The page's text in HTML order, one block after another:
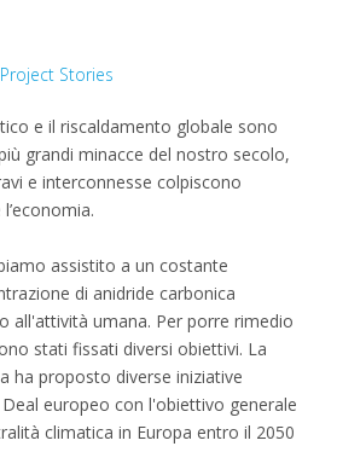
Project Stories
e il riscaldamento globale sono
grandi minacce del nostro secolo,
e interconnesse colpiscono
assistito a un costante
di anidride carbonica
all'attività umana. Per porre rimedio
stati fissati diversi obiettivi. La
ha proposto diverse iniziative
europeo con l'obiettivo generale
climatica in Europa entro il 2050